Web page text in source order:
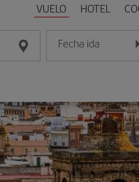
VUELO HOTEL
Fecha ida
Introduce la fecha en